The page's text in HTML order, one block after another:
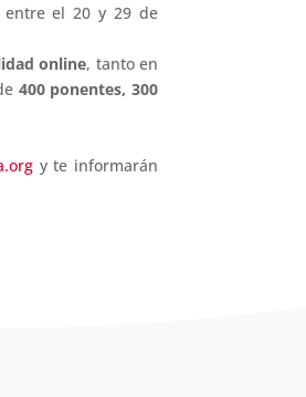
entre el 20 y 29 de
online, tanto en
400 ponentes, 300
y te informarán